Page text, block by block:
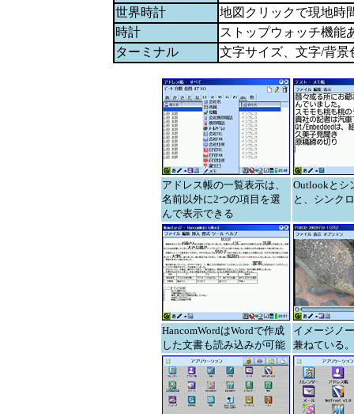
世界時計
地図クリックで現地時
時計
ストップウォッチ機能
ターミナル
文字サイズ、文字/背景
アドレス帳の一覧表示は、
名前以外に2つの項目を選
んで表示できる
Outlookとシ
と、シンク
HancomWordはWordで作成
した文書も読み込みが可能
イメージノ
兼ねている